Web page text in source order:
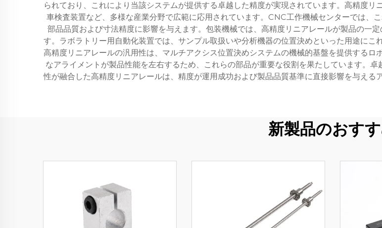
られており、これにより当該システムが提供する卓越した精度が実現されています。高精度
車検査装置など、多様な産業分野で広範に応用されています。CNC工作機械センターでは、
部品品質および寸法精度に影響を与えます。包装機械では、高精度リニアレールが製品の一
す。ラボラトリー用自動化装置では、サンプル取扱いや分析機器の位置決めといった用途にこ
高精度リニアレールの汎用性は、マルチアクシス位置決めシステムの機械的基盤を提供する
なアライメントが製品性能を左右するため、これらの部品が重要な役割を果たしています。
性が融合した高精度リニアレールは、精度が運用成功および製品品質基準に直接影響を与える
新製品のおす